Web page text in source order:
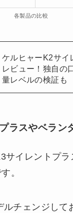
各製品の比較
ケルヒャーK2サイ
レビュー！独自の
量レベルの検証も
ラスやベラン
サイレントプラ
。
ルチェンジして